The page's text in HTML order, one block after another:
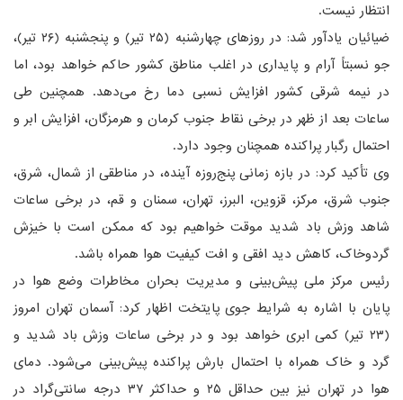
انتظار نیست.
ضیائیان یادآور شد: در روزهای چهارشنبه (۲۵ تیر) و پنجشنبه (۲۶ تیر)،
جو نسبتاً آرام و پایداری در اغلب مناطق کشور حاکم خواهد بود، اما
در نیمه شرقی کشور افزایش نسبی دما رخ می‌دهد. همچنین طی
ساعات بعد از ظهر در برخی نقاط جنوب کرمان و هرمزگان، افزایش ابر و
احتمال رگبار پراکنده همچنان وجود دارد.
وی تأکید کرد: در بازه زمانی پنج‌روزه آینده، در مناطقی از شمال، شرق،
جنوب شرق، مرکز، قزوین، البرز، تهران، سمنان و قم، در برخی ساعات
شاهد وزش باد شدید موقت خواهیم بود که ممکن است با خیزش
گردوخاک، کاهش دید افقی و افت کیفیت هوا همراه باشد.
رئیس مرکز ملی پیش‌بینی و مدیریت بحران مخاطرات وضع هوا در
پایان با اشاره به شرایط جوی پایتخت اظهار کرد: آسمان تهران امروز
(۲۳ تیر) کمی ابری خواهد بود و در برخی ساعات وزش باد شدید و
گرد و خاک همراه با احتمال بارش پراکنده پیش‌بینی می‌شود. دمای
هوا در تهران نیز بین حداقل ۲۵ و حداکثر ۳۷ درجه سانتی‌گراد در